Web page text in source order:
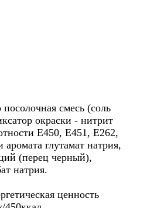
смесь (соль
окраски - нитрит
Е450, Е451, Е262,
глутамат натрия,
(перец черный),
натрия.
ценность